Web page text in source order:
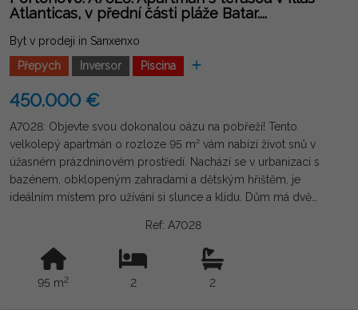
Atlanticas, v přední části pláže Batar....
Byt v prodeji in Sanxenxo
Přepych
Inversor Piscina
450.000 €
A7028: Objevte svou dokonalou oázu na pobřeží! Tento
velkolepý apartmán o rozloze 95 m² vám nabízí život snů v
úžasném prázdninovém prostředí. Nachází se v urbanizaci s
bazénem, obklopeným zahradami a dětským hřištěm, je
ideálním místem pro užívání si slunce a klidu. Dům má dvě
vybavenou americkou kuchyň. Z obývacího pokoje se vchází
na velkou terasu, ideální pro relaxaci venku. Tento byt
postavený v roce 2002 a ve výborném stavu je připraven k
nastěhování. Je plně zařízený, má klimatizaci a topení pro vaše
Ref: A7028
95 m2 2 2